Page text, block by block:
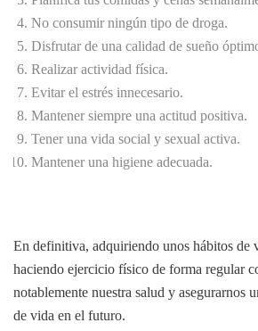
No consumir ningún tipo de droga.
Disfrutar de una calidad de sueño
Realizar actividad física.
Evitar el estrés innecesario.
Mantener siempre una actitud positiva.
Tener una vida social y sexual activa.
Mantener una higiene adecuada.
En definitiva, adquiriendo unos hábitos de
haciendo ejercicio físico de forma regular
notablemente nuestra salud y asegurarnos
de vida en el futuro.